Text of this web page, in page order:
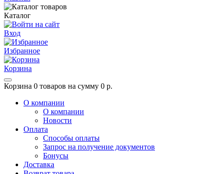
Каталог
Вход
Избранное
Корзина
Корзина 0 товаров на сумму 0 р.
О компании
О компании
Новости
Оплата
Способы оплаты
Запрос на получение документов
Бонусы
Доставка